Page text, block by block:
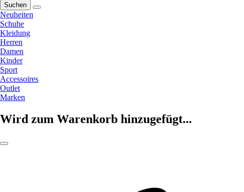
Suchen
Neuheiten
Schuhe
Kleidung
Herren
Damen
Kinder
Sport
Accessoires
Outlet
Marken
Wird zum Warenkorb hinzugefügt...